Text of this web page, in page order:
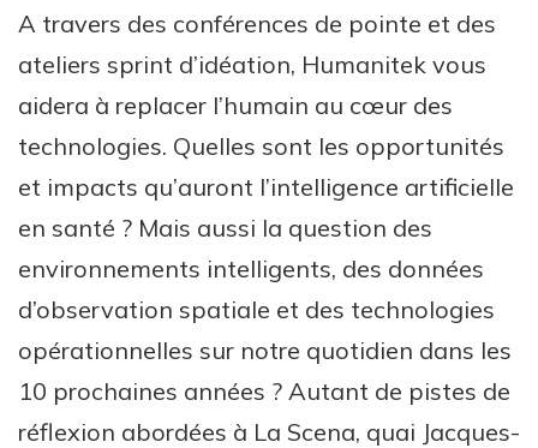
A travers des conférences de pointe et des
ateliers sprint d’idéation, Humanitek vous
aidera à replacer l’humain au cœur des
technologies. Quelles sont les opportunités
et impacts qu’auront l’intelligence artificielle
en santé ? Mais aussi la question des
environnements intelligents, des données
d’observation spatiale et des technologies
opérationnelles sur notre quotidien dans les
10 prochaines années ? Autant de pistes de
réflexion abordées à La Scena, quai Jacques-